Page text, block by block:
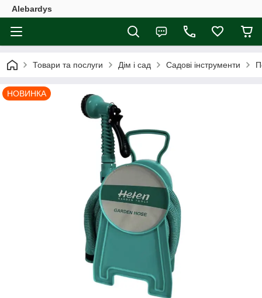
Alebardys
Товари та послуги Дім і сад Садові інструменти
НОВИНКА